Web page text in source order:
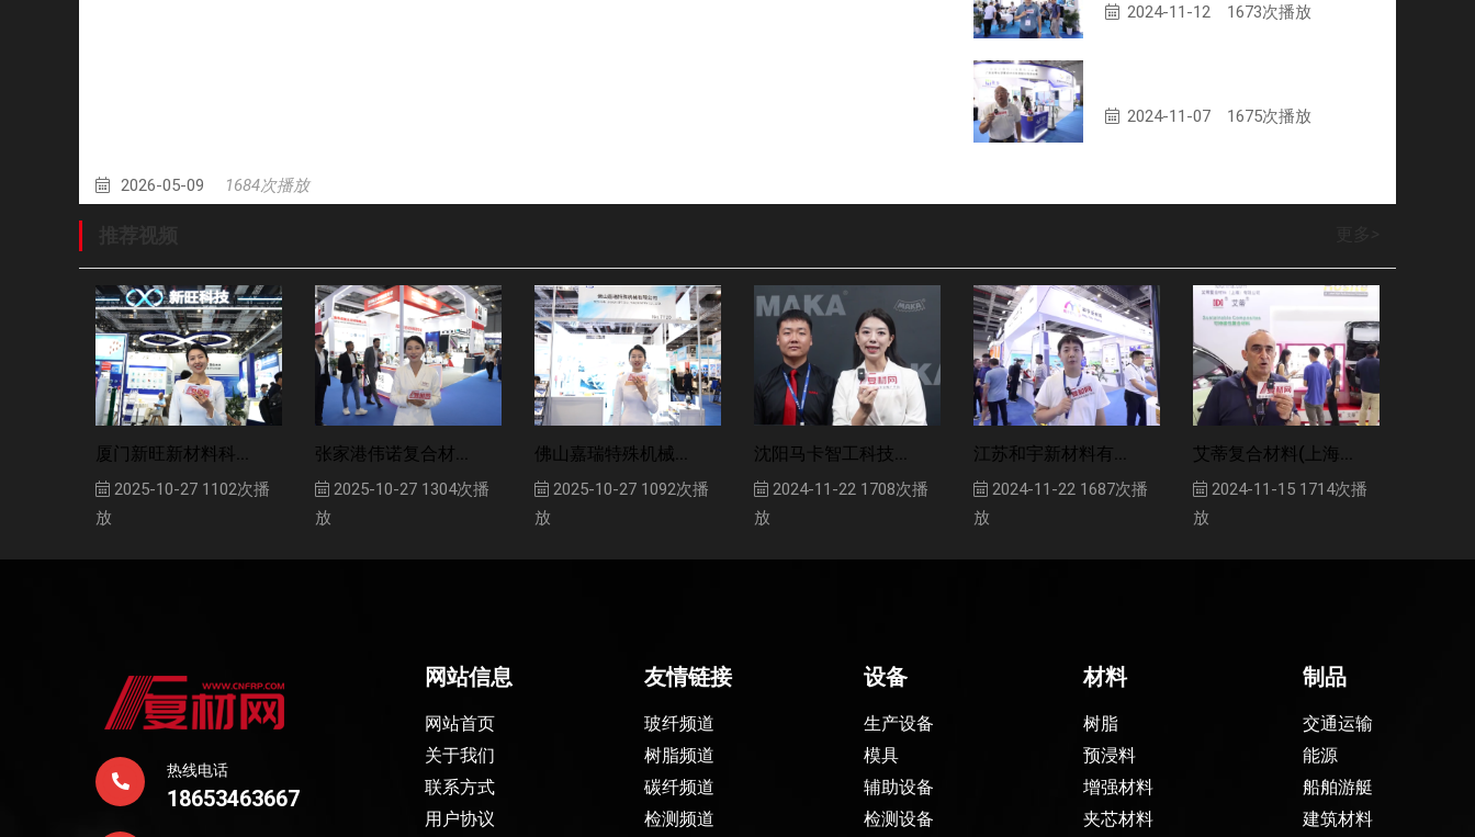
2026-05-09 1684次播放
2024-11-12 1673次播放
2024-11-07 1675次播放
厦门新旺新材料科...
2025-10-27 1102次播
放
张家港伟诺复合材...
2025-10-27 1304次播
放
佛山嘉瑞特殊机械...
2025-10-27 1092次播
放
沈阳马卡智工科技...
2024-11-22 1708次播
放
江苏和宇新材料有...
2024-11-22 1687次播
放
艾蒂复合材料(上海...
2024-11-15 1714次播
放
热线电话
18653463667
网站信息
网站首页
关于我们
联系方式
用户协议
友情链接
玻纤频道
树脂频道
碳纤频道
检测频道
设备
生产设备
模具
辅助设备
检测设备
材料
树脂
预浸料
增强材料
夹芯材料
制品
交通运输
能源
船舶游艇
建筑材料